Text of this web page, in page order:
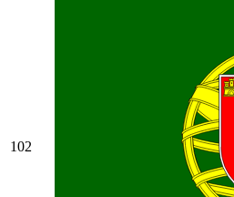
102